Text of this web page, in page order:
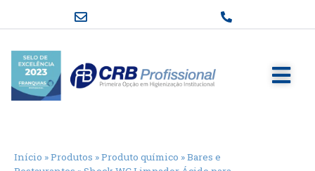
Início »Produtos »Produto químico »Bares e